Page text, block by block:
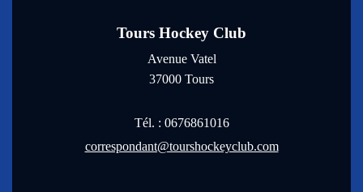
Tours Hockey Club
Avenue Vatel
37000 Tours
Tél. : 0676861016
correspondant@tourshockeyclub.com